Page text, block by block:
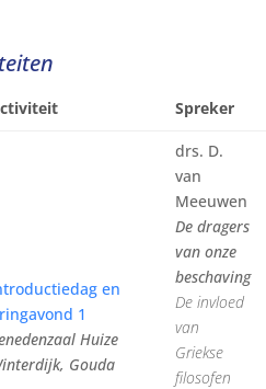
Spreker
en
1
Huize
Gouda
drs. D.
van
Meeuwen
De dragers
van onze
beschaving
De invloed
van
Griekse
filosofen